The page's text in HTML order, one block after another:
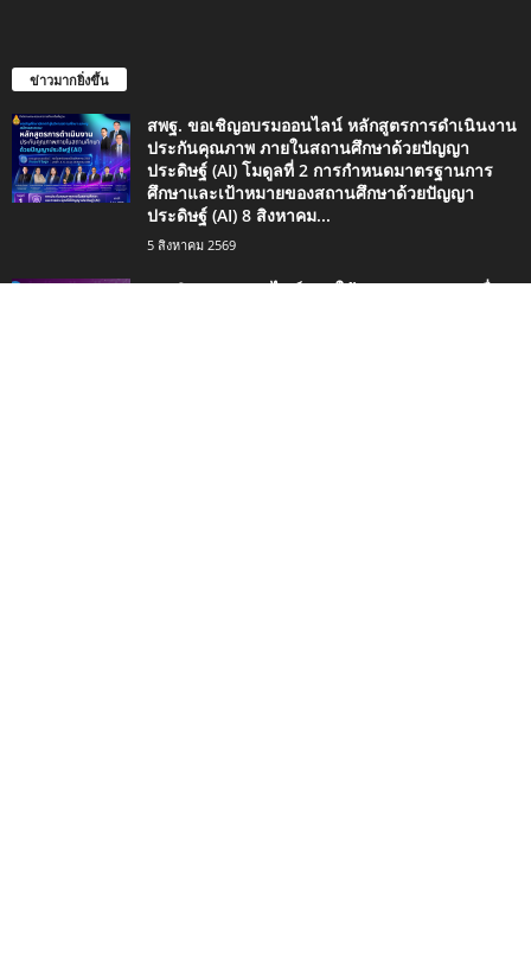
ข่าวมากยิ่งขึ้น
สพฐ. ขอเชิญอบรมออนไลน์ หลักสูตรการดำเนินงาน
ประกันคุณภาพ ภายในสถานศึกษาด้วยปัญญา
ประดิษฐ์ (AI) โมดูลที่ 2 การกำหนดมาตรฐานการ
ศึกษาและเป้าหมายของสถานศึกษาด้วยปัญญา
ประดิษฐ์ (AI) 8 สิงหาคม...
5 สิงหาคม 2569
ขอเชิญอบรมออนไลน์ การใช้ Generative AI เพื่อ